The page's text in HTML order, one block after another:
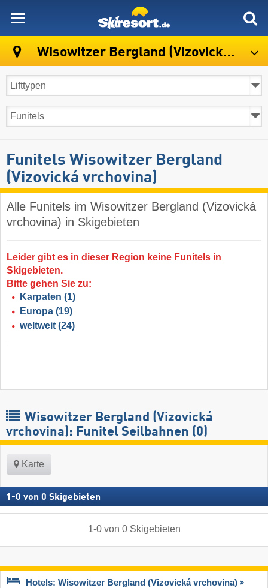
Wisowitzer Bergland (Vizovická vrchovina)
Funitels Wisowitzer Bergland
(Vizovická vrchovina)
Alle Funitels im Wisowitzer Bergland (Vizovická
vrchovina) in Skigebieten
Leider gibt es in dieser Region keine Funitels in
Skigebieten.
Bitte gehen Sie zu:
Karpaten (1)
Europa (19)
weltweit (24)
Wisowitzer Bergland (Vizovická
vrchovina): Funitel Seilbahnen (0)
Karte
1 -0 von 0 Skigebieten
1-0von 0 Skigebieten
Hotels: Wisowitzer Bergland (Vizovická vrchovina)